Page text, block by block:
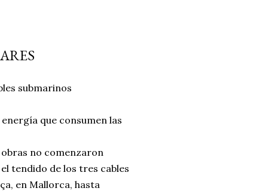
submarinos
que consumen las
obras no comenzaron
tendido de los tres cables
en Mallorca, hasta